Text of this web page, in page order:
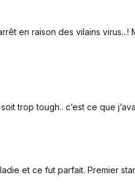
en raison des vilains
trop tough.. c’est ce que
et ce fut parfait. Premier